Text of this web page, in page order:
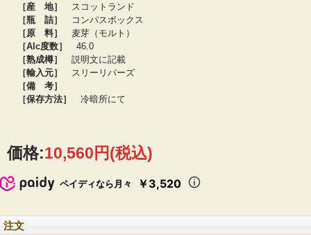
ベンリネス 1stフィル・バーボンバレル 14.5％
グレンマレイ 1stフィル・オロロソシェリーバット追熟4年 11.3％
アベラワー村近郊の蒸留所 1stフィル・オロロソシェリーバット 8.4％
ハイランド ブレンデッドモルト フレンチオーク製ヘビートースト・バレル 7.3％
ティーニニック 1stフィル・シェリーバット 6.1％
グレンマレイ スパニッシュオーク製ホグスヘッド（赤ワインバリック組替）
5.8％
［産 地］ スコットランド
［瓶 詰］
コンパスボックス
［原 料］ 麦芽（モルト）
［Alc度数］ 46.0
［熟成樽］ 説明文に記載
［輸入元］ スリーリバーズ
［備 考］
［保存方法］ 冷暗所にて
価格:10,560円(税込)
ペイディなら月々 ￥3,520
注文